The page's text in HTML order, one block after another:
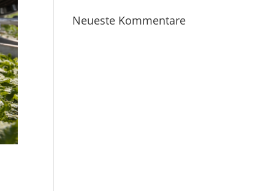
Neueste Kommentare